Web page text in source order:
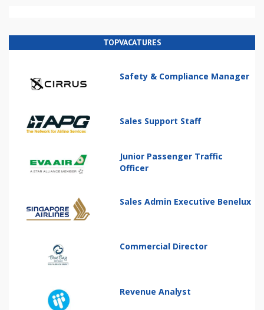
TOPVACATURES
Safety & Compliance Manager
Sales Support Staff
Junior Passenger Traffic
Officer
Sales Admin Executive Benelux
Commercial Director
Revenue Analyst